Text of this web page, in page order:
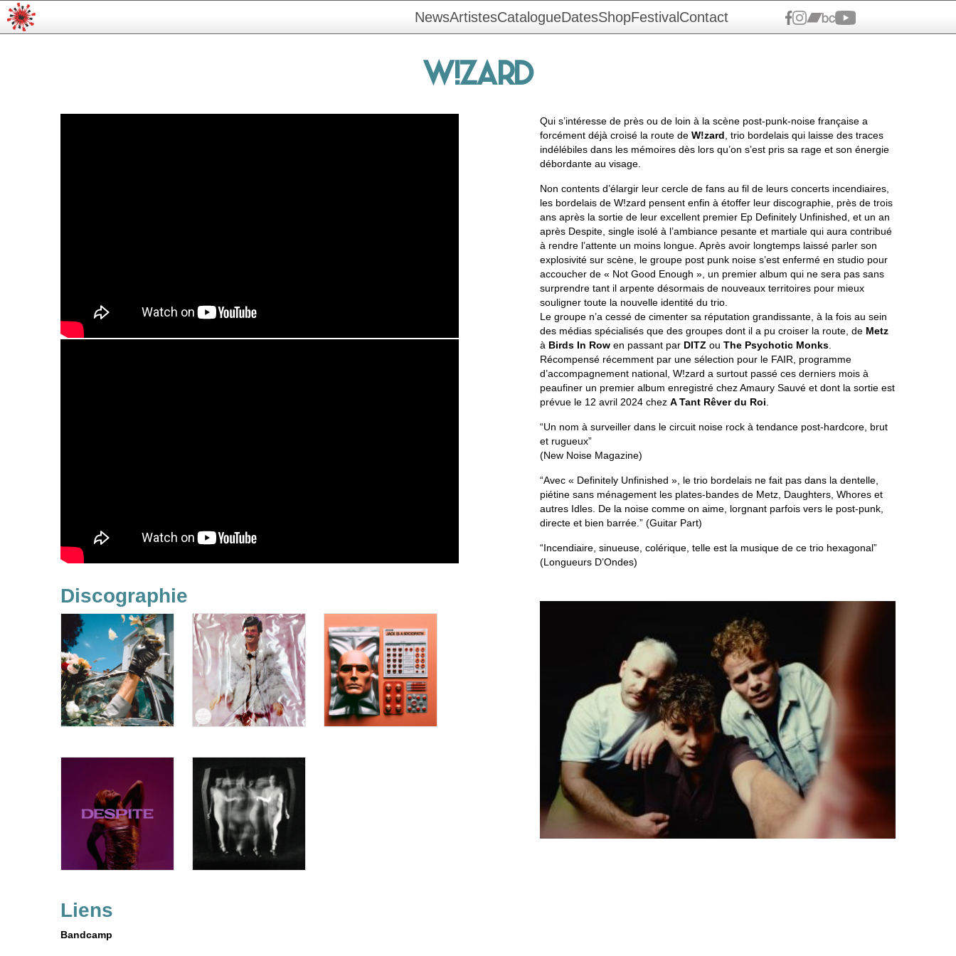
NewsArtistesCatalogueDatesShopFestival Contact
W!ZARD
Qui s’intéresse de près ou de loin à la scène post-punk-noise française a
forcément déjà croisé la route de W!zard , trio bordelais qui laisse des traces
indélébiles dans les mémoires dès lors qu’on s’est pris sa rage et son énergie
débordante au visage.
Non contents d’élargir leur cercle de fans au fil de leurs concerts incendiaires,
les bordelais de W!zard pensent enfin à étoffer leur discographie, près de trois
ans après la sortie de leur excellent premier Ep Definitely Unfinished, et un an
après Despite, single isolé à l’ambiance pesante et martiale qui aura contribué
à rendre l’attente un moins longue. Après avoir longtemps laissé parler son
explosivité sur scène, le groupe post punk noise s’est enfermé en studio pour
accoucher de « Not Good Enough », un premier album qui ne sera pas sans
surprendre tant il arpente désormais de nouveaux territoires pour mieux
souligner toute la nouvelle identité du trio.
Le groupe n’a cessé de cimenter sa réputation grandissante, à la fois au sein
des médias spécialisés que des groupes dont il a pu croiser la route, de Metz
à Birds In Row en passant par DITZ ou The Psychotic Monks
Récompensé récemment par une sélection pour le FAIR, programme
d’accompagnement national, W!zard a surtout passé ces derniers mois à
peaufiner un premier album enregistré chez Amaury Sauvé et dont la sortie est
prévue le 12 avril 2024 chez A Tant Rêver du Roi
“Un nom à surveiller dans le circuit noise rock à tendance post-hardcore, brut
et rugueux”
(New Noise Magazine)
“Avec « Definitely Unfinished », le trio bordelais ne fait pas dans la dentelle,
piétine sans ménagement les plates-bandes de Metz, Daughters, Whores et
autres Idles. De la noise comme on aime, lorgnant parfois vers le post-punk,
directe et bien barrée.” (Guitar Part)
“Incendiaire, sinueuse, colérique, telle est la musique de ce trio hexagonal”
(Longueurs D’Ondes)
Discographie
Liens
Bandcamp